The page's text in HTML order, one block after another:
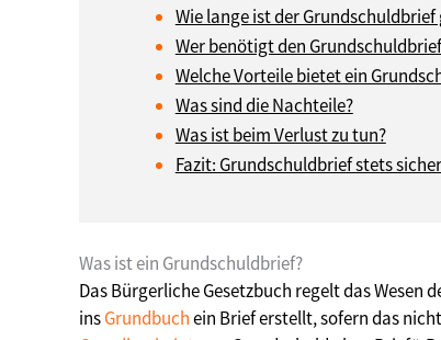
Wie lange ist der Grundschuldbrief
Wer benötigt den
Welche Vorteile bietet ein
Was sind die Nachteile?
Was ist beim Verlust zu tun?
Fazit: Grundschuldbrief stets
Was ist ein Grundschuldbrief?
Das Bürgerliche Gesetzbuch regelt das Wesen
insGrundbuchein Brief erstellt, sofern das